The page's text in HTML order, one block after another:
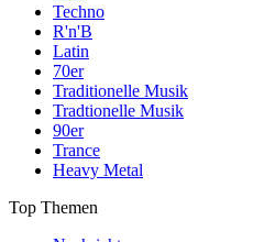
Techno
R'n'B
Latin
70er
Traditionelle Musik
Tradtionelle Musik
90er
Trance
Heavy Metal
Top Themen